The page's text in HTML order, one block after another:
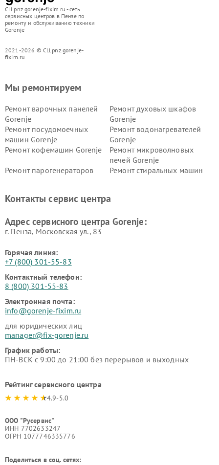
СЦ pnz.gorenje-fixim.ru - сеть
сервисных центров в Пензе по
ремонту и обслуживанию техники
Gorenje
2021-2026 © СЦ pnz.gorenje-
fixim.ru
Мы ремонтируем
Ремонт варочных панелей
Gorenje
Ремонт духовых шкафов
Gorenje
Ремонт посудомоечных
машин Gorenje
Ремонт водонагревателей
Gorenje
Ремонт кофемашин Gorenje
Ремонт микроволновых
печей Gorenje
Ремонт парогенераторов
Ремонт стиральных машин
Контакты сервис центра
Адрес сервисного центра Gorenje:
г. Пенза, Московская ул., 83
Горячая линия:
+7 (800) 301-55-83
Контактный телефон:
8 (800) 301-55-83
Электронная почта:
info@gorenje-fixim.ru
для юридических лиц
manager@fix-gorenje.ru
График работы:
ПН-ВСК с 9:00 до 21:00 без перерывов и выходных
Рейтинг сервисного центра
4.9-5.0
ООО "Русервис"
ИНН 7702633247
ОГРН 1077746335776
Поделиться в соц. сетях: